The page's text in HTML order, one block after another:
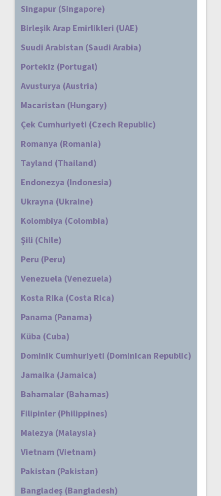
Singapur (Singapore)
Birleşik Arap Emirlikleri (UAE)
Suudi Arabistan (Saudi Arabia)
Portekiz (Portugal)
Avusturya (Austria)
Macaristan (Hungary)
Çek Cumhuriyeti (Czech Republic)
Romanya (Romania)
Tayland (Thailand)
Endonezya (Indonesia)
Ukrayna (Ukraine)
Kolombiya (Colombia)
Şili (Chile)
Peru (Peru)
Venezuela (Venezuela)
Kosta Rika (Costa Rica)
Panama (Panama)
Küba (Cuba)
Dominik Cumhuriyeti (Dominican Republic)
Jamaika (Jamaica)
Bahamalar (Bahamas)
Filipinler (Philippines)
Malezya (Malaysia)
Vietnam (Vietnam)
Pakistan (Pakistan)
Bangladeş (Bangladesh)